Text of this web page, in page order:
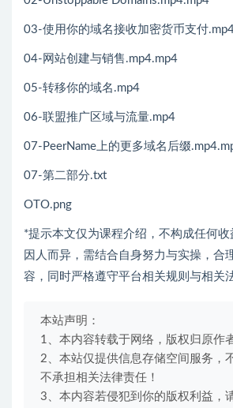
03-使用你的域名接收加密货币支付
04-网站创建与销售.mp4.mp4
05-转移你的域名.mp4
06-联盟推广区域与流量.mp4
07-PeerName上的更多域名后缀
07-第二部分.txt
OTO.png
*提示本文仅为课程介绍，不构成任何
因人而异，需结合自身努力与实操，合
容，同时严格遵守平台相关规则与相关
本站声明：
1、本内容转载于网络，版权归原作
2、本站仅提供信息存储空间服务，
不承担相关法律责任！
3、本内容若侵犯到你的版权利益，